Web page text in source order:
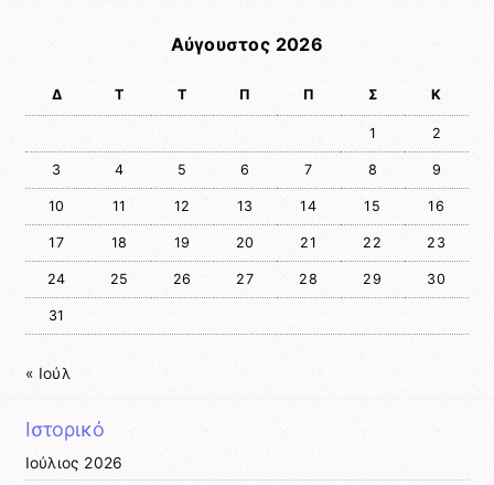
Αύγουστος 2026
Δ Τ Τ Π Π Σ Κ
1 2
3 4 5 6 7 8 9
10 11 12 13 14 15 16
17 18 19 20 21 22 23
24 25 26 27 28 29 30
31
« Ιούλ
Ιστορικό
Ιούλιος 2026